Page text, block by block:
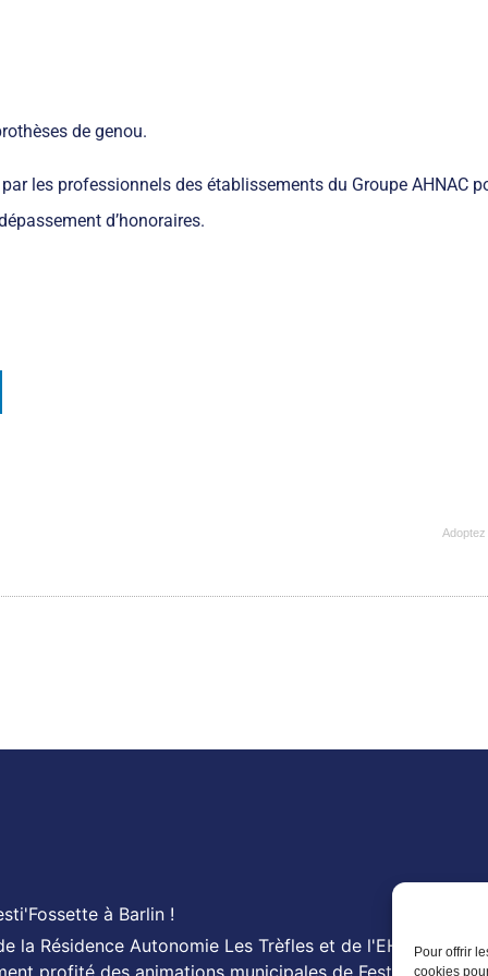
Pour offrir
cookies
de genou.
les professionnels des établissements du Groupe AHNAC
d’honoraires.
à Barlin !
la Résidence Autonomie Les Trèfles et de l'EHPAD Les
profité des animations municipales de Festi'Fossette :